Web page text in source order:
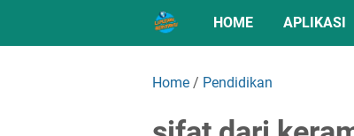
HOME APLIKASI
Home / Pendidikan